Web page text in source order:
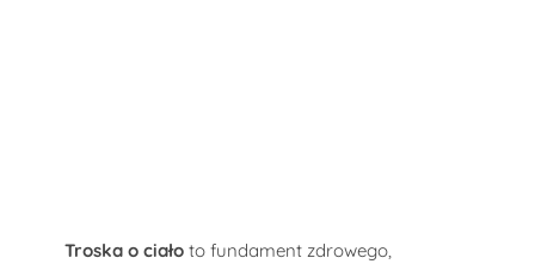
Troska o ciałoto fundament zdrowego,